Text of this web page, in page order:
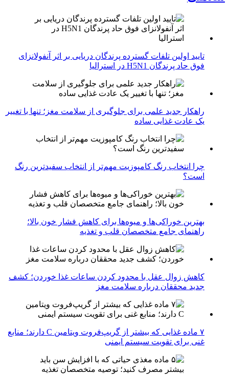
تایید اولین تلفات گسترده پرندگان دریایی بر اثر آنفولانزای
فوق حاد پرندگان H5N1 در استرالیا
راهکار جدید علمی برای جلوگیری از سلامت مغز؛ تنها با تغییر
یک عادت غذایی ساده
چرا انتخاب رنگ کامپوزیت مهم‌تر از انتخاب سفیدترین رنگ
است؟
بهترین خوراکی‌ها و میوه‌ها برای کاهش فشار خون بالا؛
راهنمای جامع متخصصان قلب و تغذیه
کاهش زوال عقل با محدود کردن ساعات غذا خوردن؛ کشف
جدید محققان درباره سلامت مغز
۷ ماده غذایی که بیشتر از گریپ‌فروت ویتامین C دارند؛ منابع
غنی برای تقویت سیستم ایمنی